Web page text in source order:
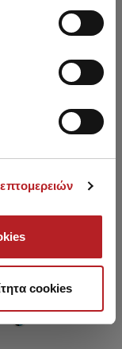
cookies
Rio Bikini Slip